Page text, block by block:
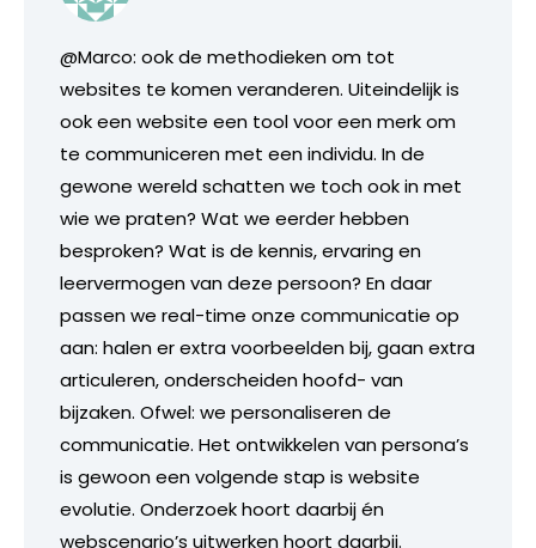
@Marco: ook de methodieken om tot
websites te komen veranderen. Uiteindelijk is
ook een website een tool voor een merk om
te communiceren met een individu. In de
gewone wereld schatten we toch ook in met
wie we praten? Wat we eerder hebben
besproken? Wat is de kennis, ervaring en
leervermogen van deze persoon? En daar
passen we real-time onze communicatie op
aan: halen er extra voorbeelden bij, gaan extra
articuleren, onderscheiden hoofd- van
bijzaken. Ofwel: we personaliseren de
communicatie. Het ontwikkelen van persona’s
is gewoon een volgende stap is website
evolutie. Onderzoek hoort daarbij én
webscenario’s uitwerken hoort daarbij.